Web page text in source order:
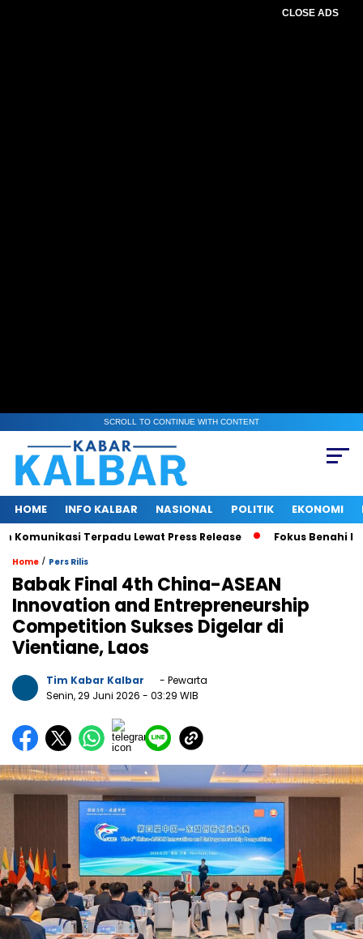
CLOSE ADS
SCROLL TO CONTINUE WITH CONTENT
HOME INFO KALBAR NASIONAL POLITIK EKONOMI
Terpadu Lewat Press Release Fokus Benahi
Home / Pers Rilis
Babak Final 4th China-ASEAN
Innovation and Entrepreneurship
Competition Sukses Digelar di
Vientiane, Laos
Tim Kabar Kalbar
- Pewarta
Senin, 29 Juni 2026 - 03:29 WIB